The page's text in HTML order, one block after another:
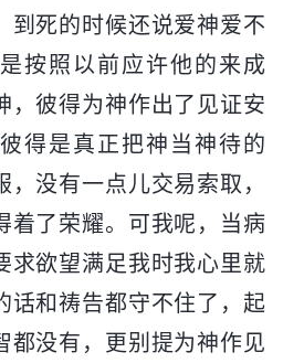
到死的时候还说爱神爱不
按照以前应许他的来成
，彼得为神作出了见证安
得是真正把神当神待的
没有一点儿交易索取，
着了荣耀。可我呢，当病
求欲望满足我时我心里就
话和祷告都守不住了，起
都没有，更别提为神作见